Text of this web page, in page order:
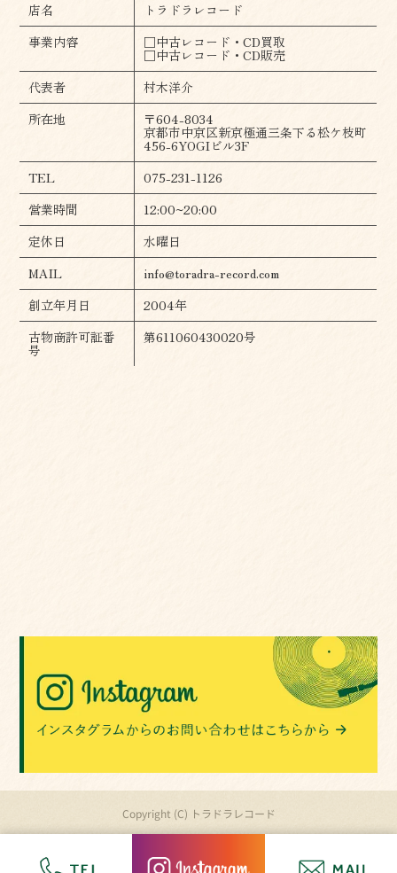
店名
トラドラレコード
事業内容
□中古レコード・CD買取
□中古レコード・CD販売
代表者
村木洋介
所在地
〒604-8034
京都市中京区新京極通三条下る松ケ枝町
456-6YOGIビル3F
TEL
075-231-1126
営業時間
12:00~20:00
定休日
水曜日
MAIL
info@toradra-record.com
創立年月日
2004年
古物商許可証番
号
第611060430020号
Copyright (C) トラドラレコード